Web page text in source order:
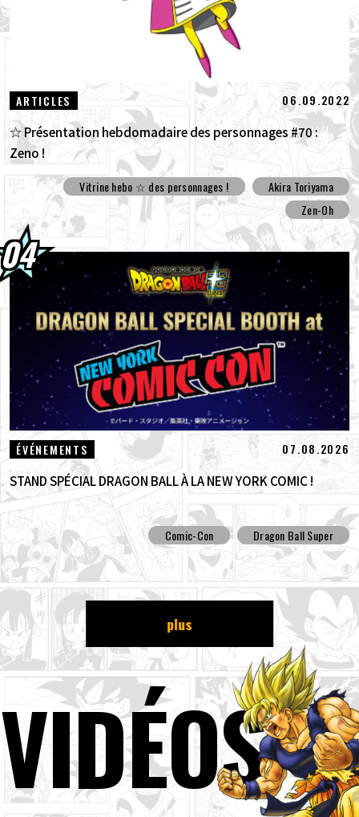
ARTICLES 06.09.2022
☆ Présentation hebdomadaire des personnages #70 :
Zeno !
Vitrine hebo ☆ des personnages !
Akira Toriyama
Zen-Oh
ÉVÉNEMENTS 07.08.2026
STAND SPÉCIAL DRAGON BALL À LA NEW YORK COMIC !
Comic-Con Dragon Ball Super
plus
VIDÉOS